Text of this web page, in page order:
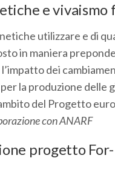
e
utilizzare e di
in maniera
dei
la produzione delle
del Progetto
con ANARF
progetto